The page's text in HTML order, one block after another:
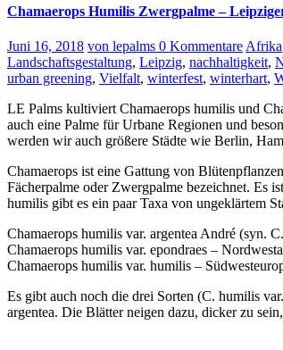
Chamaerops Humilis Zwergpalme –
Juni 16, 2018 von lepalms 0 Kommentare Afrika
Landschaftsgestaltung, Leipzig, nachhaltigkeit,
urban greening, Vielfalt, winterfest, winterhart,
LE Palms kultiviert Chamaerops humilis und
auch eine Palme für Urbane Regionen und
werden wir auch größere Städte wie Berlin,
Chamaerops ist eine Gattung von
Fächerpalme oder Zwergpalme bezeichnet. Es
humilis gibt es ein paar Taxa von ungeklärtem
Chamaerops humilis var. argentea André (syn.
Chamaerops humilis var. epondraes –
Chamaerops humilis var. humilis –
Es gibt auch noch die drei Sorten (C. humilis
argentea. Die Blätter neigen dazu, dicker zu